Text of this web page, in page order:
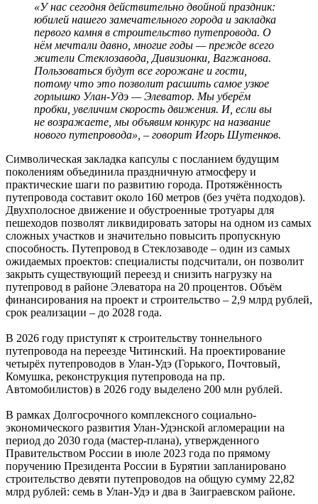
«У нас сегодня действительно двойной праздник:
юбилей нашего замечательного города и закладка
первого камня в строительство путепровода. О
нём мечтали давно, многие годы — прежде всего
жители Стеклозавода, Дивизионки, Вагжанова.
Пользоваться будут все горожане и гости,
потому что это позволит расшить самое узкое
горлышко Улан-Удэ — Элеватор. Мы уберём
пробки, увеличим скорость движения. И, если вы
не возражаете, мы объявим конкурс на название
нового путепровода», – говорит Игорь Шутенков.
Символическая закладка капсулы с посланием будущим
поколениям объединила праздничную атмосферу и
практические шаги по развитию города. Протяжённость
путепровода составит около 160 метров (без учёта подходов).
Двухполосное движение и обустроенные тротуары для
пешеходов позволят ликвидировать заторы на одном из самых
сложных участков и значительно повысить пропускную
способность. Путепровод в Стеклозаводе – один из самых
ожидаемых проектов: специалисты подсчитали, он позволит
закрыть существующий переезд и снизить нагрузку на
путепровод в районе Элеватора на 20 процентов. Объём
финансирования на проект и строительство – 2,9 млрд рублей,
срок реализации – до 2028 года.
В 2026 году приступят к строительству тоннельного
путепровода на переезде Читинский. На проектирование
четырёх путепроводов в Улан-Удэ (Горького, Почтовый,
Комушка, реконструкция путепровода на пр.
Автомобилистов) в 2026 году выделено 200 млн рублей.
В рамках Долгосрочного комплексного социально-
экономического развития Улан-Удэнской агломерации на
период до 2030 года (мастер-плана), утвержденного
Правительством России в июле 2023 года по прямому
поручению Президента России в Бурятии запланировано
строительство девяти путепроводов на общую сумму 22,82
млрд рублей: семь в Улан-Удэ и два в Заиграевском районе.